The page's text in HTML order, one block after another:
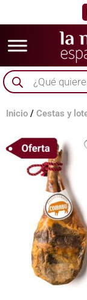
Búsqueda
de
productos
Inicio / Cestas y